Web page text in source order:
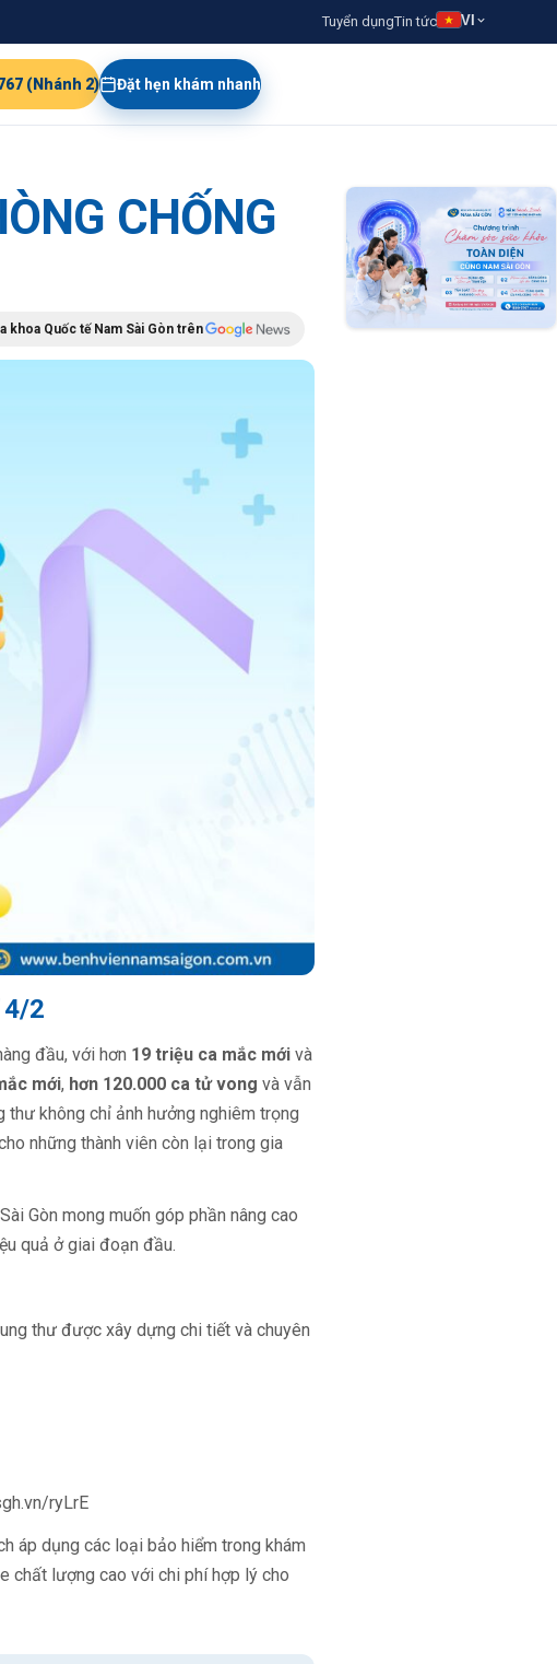
Tuyển dụngTin tức VI
(Nhánh 2) Đặt hẹn khám nhanh
CHỐNG
khoa Quốc tế Nam Sài Gòn trên
4/2
đầu, với hơn 19 triệu ca mắc mới và
mới, hơn 120.000 ca tử vong và vẫn
thư không chỉ ảnh hưởng nghiêm trọng
những thành viên còn lại trong gia
Gòn mong muốn góp phần nâng cao
quả ở giai đoạn đầu.
thư được xây dựng chi tiết và chuyên
ryLrE
áp dụng các loại bảo hiểm trong khám
chất lượng cao với chi phí hợp lý cho